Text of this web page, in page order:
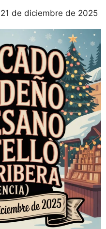
21 de diciembre de 2025